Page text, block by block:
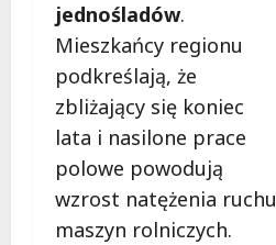
jednośladów.
Mieszkańcy regionu
podkreślają, że
zbliżający się koniec
lata i nasilone prace
polowe powodują
wzrost natężenia ruchu
maszyn rolniczych.